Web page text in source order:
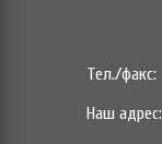
Тел./факс:
Наш адрес: